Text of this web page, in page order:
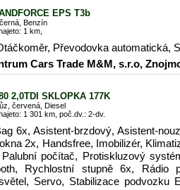
EPS T3b
Benzín
1 km,
Převodovka automatická,
Cars Trade M&M, s.r.o,
2,0TDI SKLOPKA 177K
červená, Diesel
1 301 km, poč.dv.: 2-dv.
6x, Asistent-brzdový, Asistent-
2x, Handsfree, Imobilizér,
počítač, Protiskluzový
Rychlostní stupně 6x, Rádio
Servo, Stabilizace podvozku